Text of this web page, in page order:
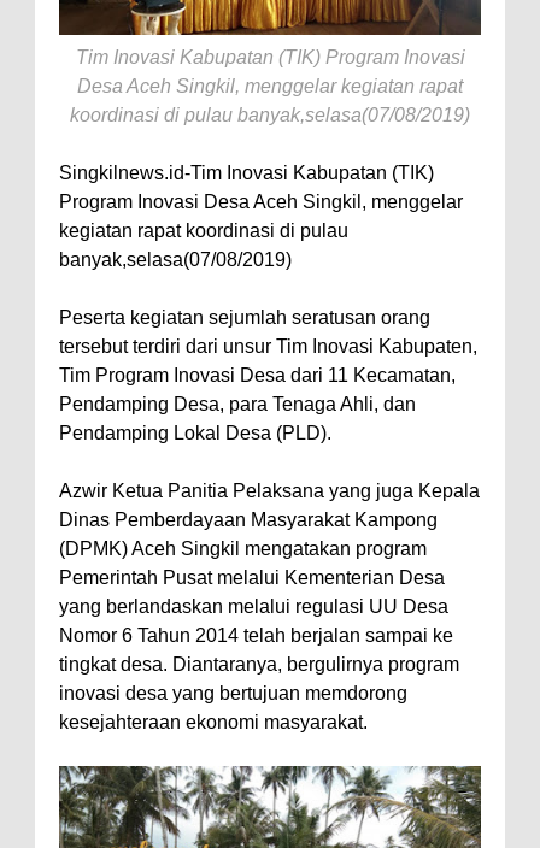
Tim Inovasi Kabupatan (TIK) Program Inovasi
Desa Aceh Singkil, menggelar kegiatan rapat
koordinasi di pulau banyak,selasa(07/08/2019)
Singkilnews.id-Tim Inovasi Kabupatan (TIK)
Program Inovasi Desa Aceh Singkil, menggelar
kegiatan rapat koordinasi di pulau
banyak,selasa(07/08/2019)
Peserta kegiatan sejumlah seratusan orang
tersebut terdiri dari unsur Tim Inovasi Kabupaten,
Tim Program Inovasi Desa dari 11 Kecamatan,
Pendamping Desa, para Tenaga Ahli, dan
Pendamping Lokal Desa (PLD).
Azwir Ketua Panitia Pelaksana yang juga Kepala
Dinas Pemberdayaan Masyarakat Kampong
(DPMK) Aceh Singkil mengatakan program
Pemerintah Pusat melalui Kementerian Desa
yang berlandaskan melalui regulasi UU Desa
Nomor 6 Tahun 2014 telah berjalan sampai ke
tingkat desa. Diantaranya, bergulirnya program
inovasi desa yang bertujuan memdorong
kesejahteraan ekonomi masyarakat.